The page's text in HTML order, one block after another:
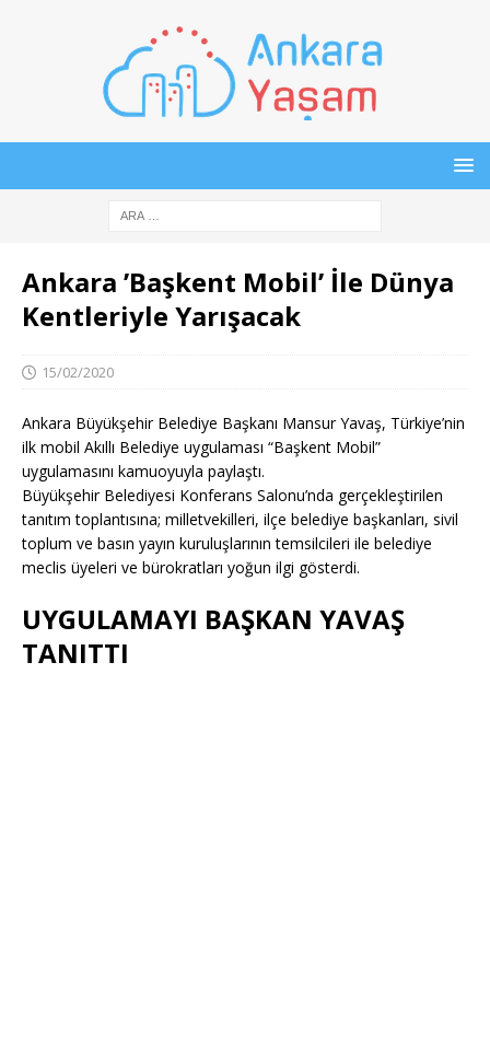
Ankara ’Başkent Mobil’ İle Dünya
Kentleriyle Yarışacak
15/02/2020
Ankara Büyükşehir Belediye Başkanı Mansur Yavaş, Türkiye’nin
ilk mobil Akıllı Belediye uygulaması “Başkent Mobil”
uygulamasını kamuoyuyla paylaştı.
Büyükşehir Belediyesi Konferans Salonu’nda gerçekleştirilen
tanıtım toplantısına; milletvekilleri, ilçe belediye başkanları, sivil
toplum ve basın yayın kuruluşlarının temsilcileri ile belediye
meclis üyeleri ve bürokratları yoğun ilgi gösterdi.
UYGULAMAYI BAŞKAN YAVAŞ
TANITTI